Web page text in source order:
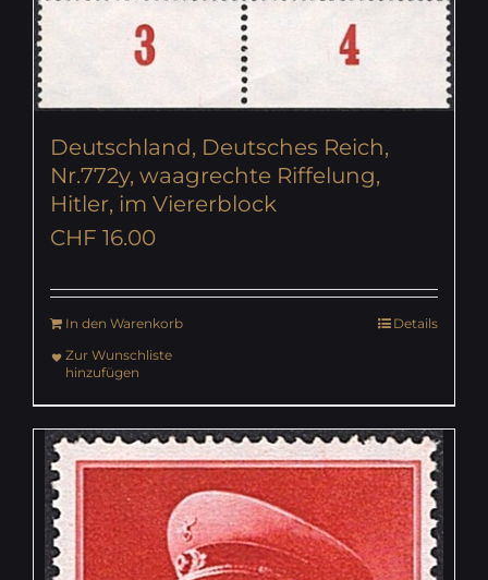
Deutschland, Deutsches Reich,
Nr.772y, waagrechte Riffelung,
Hitler, im Viererblock
CHF 16.00
In den Warenkorb
Details
Zur Wunschliste
hinzufügen